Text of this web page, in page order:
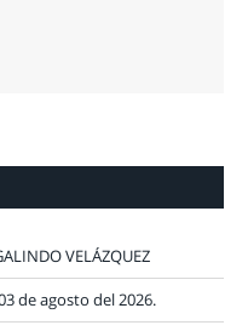
VELÁZQUEZ
de agosto del 2026.